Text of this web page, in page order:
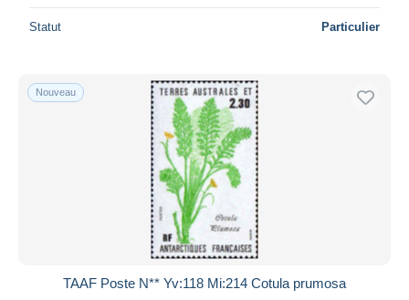
Statut Particulier
Nouveau
TAAF Poste N** Yv:118 Mi:214 Cotula prumosa